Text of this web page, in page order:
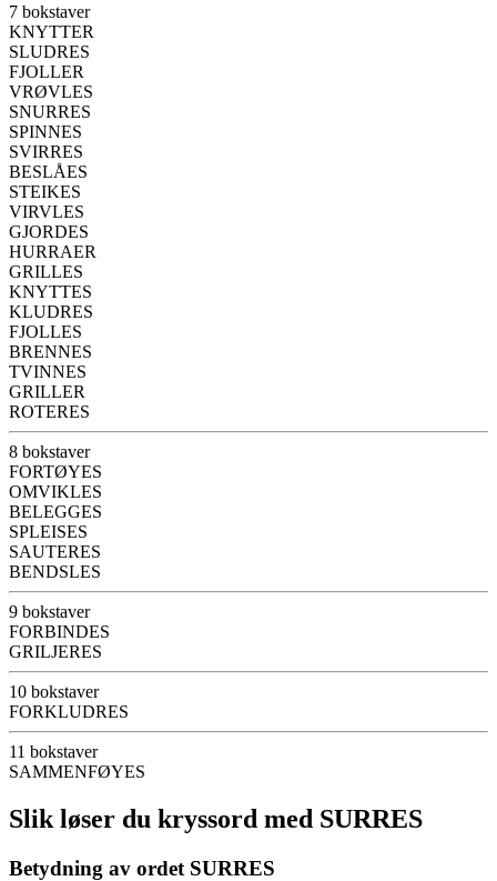
7 bokstaver
KNYTTER
SLUDRES
FJOLLER
VRØVLES
SNURRES
SPINNES
SVIRRES
BESLÅES
STEIKES
VIRVLES
GJORDES
HURRAER
GRILLES
KNYTTES
KLUDRES
FJOLLES
BRENNES
TVINNES
GRILLER
ROTERES
8 bokstaver
FORTØYES
OMVIKLES
BELEGGES
SPLEISES
SAUTERES
BENDSLES
9 bokstaver
FORBINDES
GRILJERES
10 bokstaver
FORKLUDRES
11 bokstaver
SAMMENFØYES
Slik løser du kryssord med SURRES
Betydning av ordet SURRES